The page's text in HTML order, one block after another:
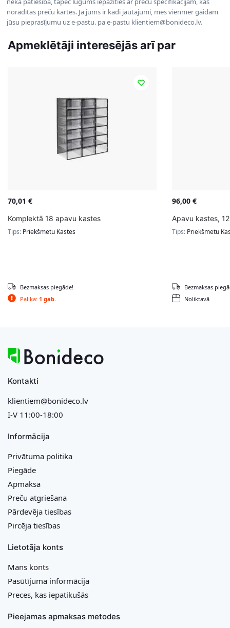
norādītas preču kartēs. Ja jums ir kādi jautājumi, mēs vienmēr gaidām
jūsu pieprasījumu uz e-pastu. pa e-pastu klientiem@bonideco.lv.
Apmeklētāji interesējās arī par
70,01 €
Komplektā 18 apavu kastes
Tips: Priekšmetu Kastes
Palika: 1 gab.
Bezmaksas piegāde!
96,00 €
Apavu kastes,
Tips: Priekšmetu
Noliktavā
Bezmaksas
Kontakti
klientiem@bonideco.lv
I-V 11:00-18:00
Informācija
Privātuma politika
Piegāde
Apmaksa
Preču atgriešana
Pārdevēja tiesības
Pircēja tiesības
Lietotāja konts
Mans konts
Pasūtījuma informācija
Preces, kas iepatikušās
Pieejamas apmaksas metodes